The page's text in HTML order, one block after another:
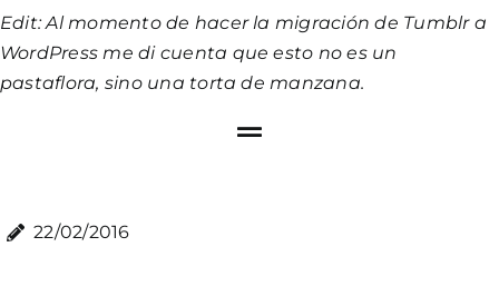
Edit: Al momento de hacer la migración de Tumblr a
WordPress me di cuenta que esto no es un
pastaflora, sino una torta de manzana.
22/02/2016